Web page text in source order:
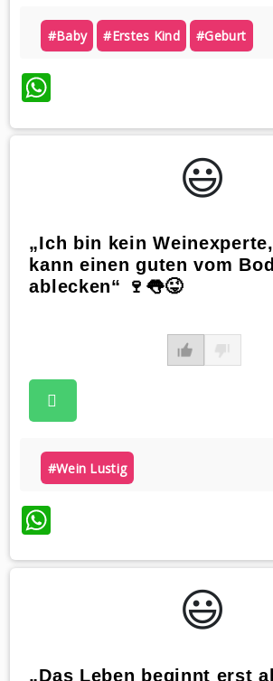
#baby #erstes Kind #geburt
WhatsApp
😃️
„Ich bin kein
kann einen guten vom
ablecken“ 🍷👅😜
#wein Lustig
WhatsApp
😃️
„Das Leben beginnt erst